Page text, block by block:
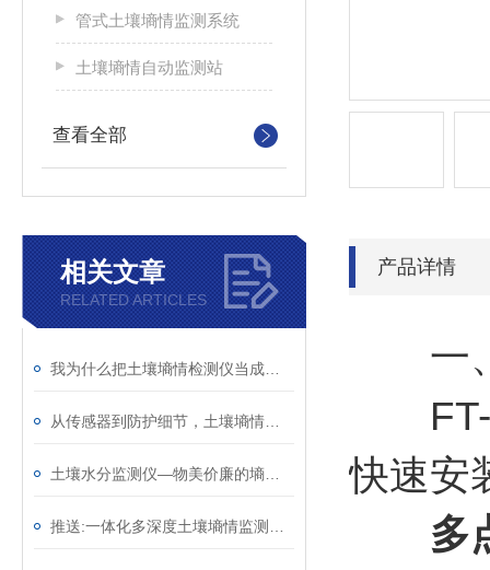
管式土壤墒情监测系统
土壤墒情自动监测站
查看全部
相关文章
RELATED ARTICLES
产品详情
一
FT-
快速安
多